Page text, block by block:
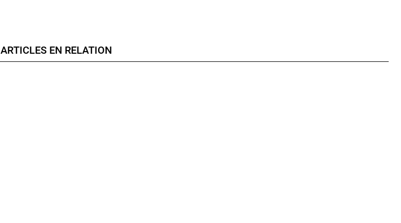
ARTICLES EN RELATION